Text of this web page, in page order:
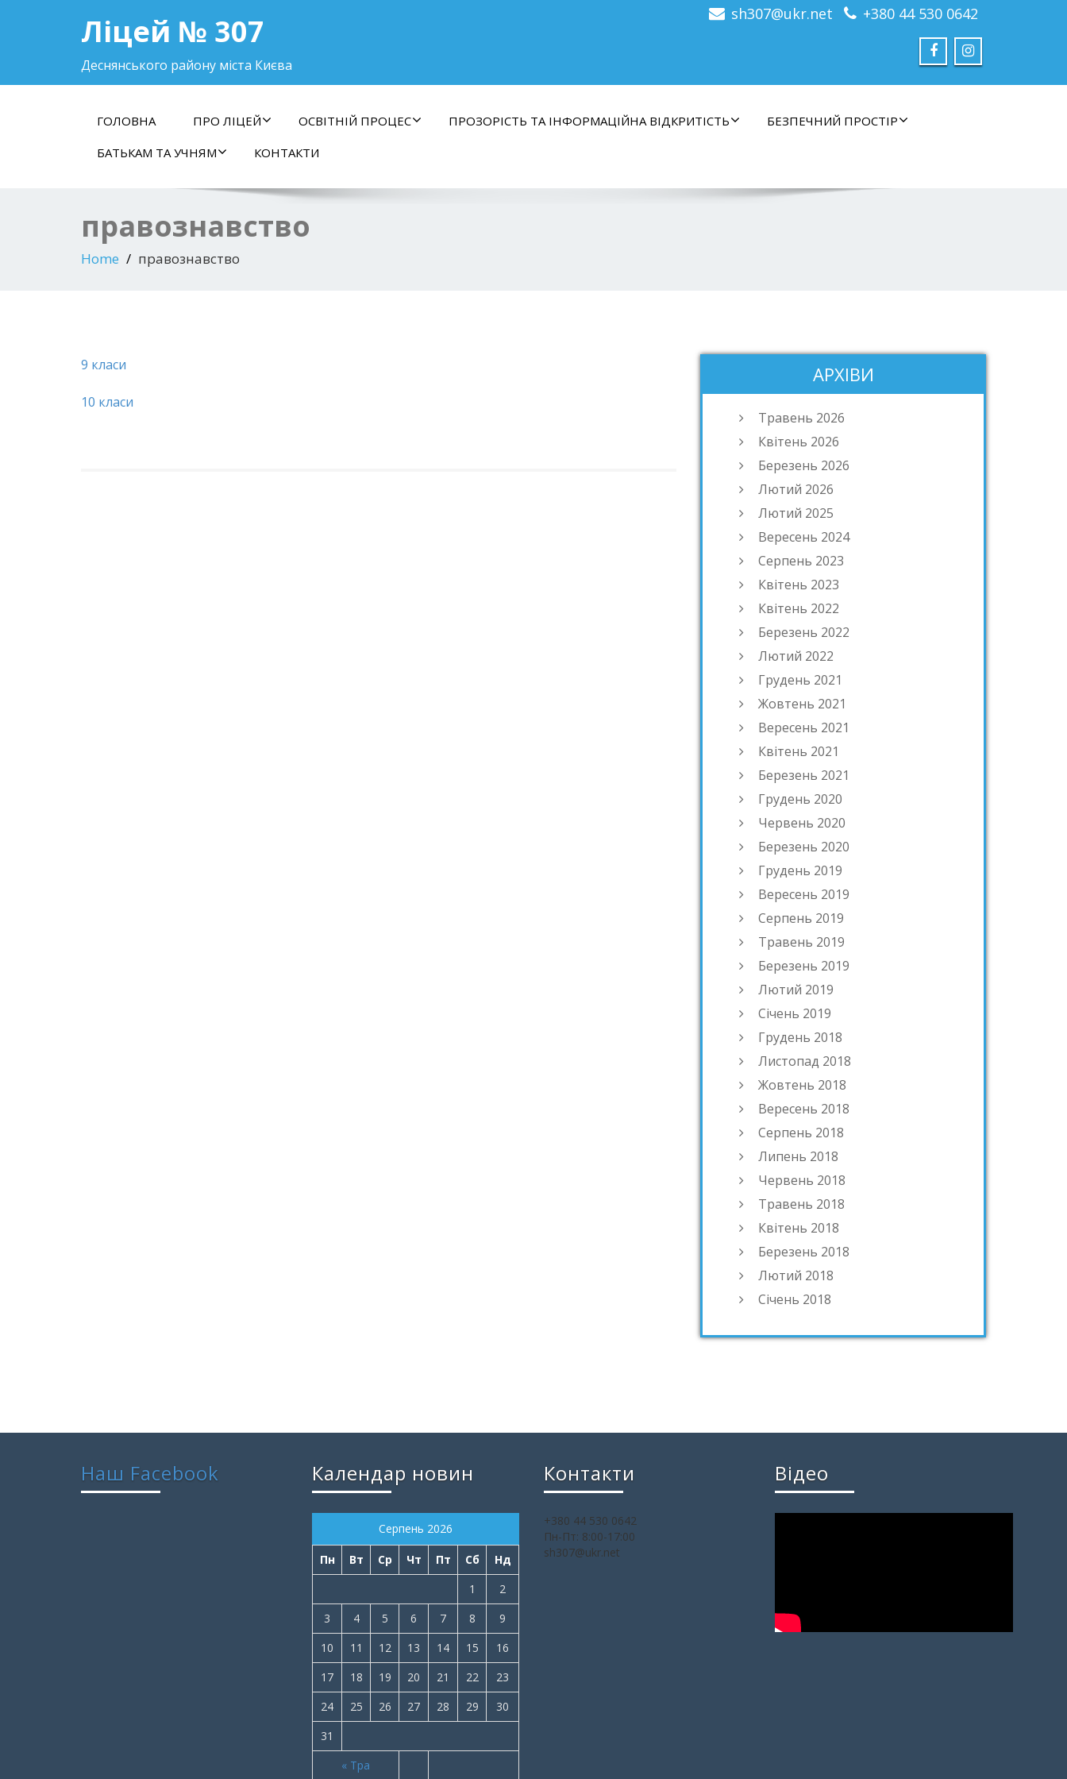
Ліцей № 307
Деснянського району міста Києва
sh307@ukr.net +380 44 530 0642
ГОЛОВНА ПРО ЛІЦЕЙ ОСВІТНІЙ ПРОЦЕС ПРОЗОРІСТЬ ТА ІНФОРМАЦІЙНА ВІДКРИТІСТЬ
БЕЗПЕЧНИЙ ПРОСТІР
БАТЬКАМ ТА УЧНЯМ
КОНТАКТИ
правознавство
Home правознавство
9 класи
10 класи
АРХІВИ
Травень 2026
Квітень 2026
Березень 2026
Лютий 2026
Лютий 2025
Вересень 2024
Серпень 2023
Квітень 2023
Квітень 2022
Березень 2022
Лютий 2022
Грудень 2021
Жовтень 2021
Вересень 2021
Квітень 2021
Березень 2021
Грудень 2020
Червень 2020
Березень 2020
Грудень 2019
Вересень 2019
Серпень 2019
Травень 2019
Березень 2019
Лютий 2019
Січень 2019
Грудень 2018
Листопад 2018
Жовтень 2018
Вересень 2018
Серпень 2018
Липень 2018
Червень 2018
Травень 2018
Квітень 2018
Березень 2018
Лютий 2018
Січень 2018
Наш Facebook Календар новин
Серпень 2026
Пн Вт Ср Чт Пт Сб Нд
« Тра
1
2
3
4 5 6 7 8
9
10
11 12 13 14 15
16
17
18 19 20 21 22
23
24
25 26 27 28 29
30
31
Контакти
+380 44 530 0642
Пн-Пт: 8:00-17:00
sh307@ukr.net
Відео